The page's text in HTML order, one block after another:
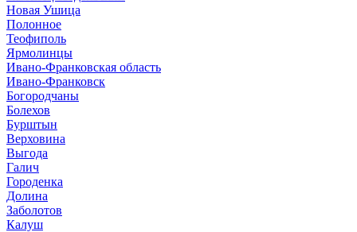
Новая Ушица
Полонное
Теофиполь
Ярмолинцы
Ивано-Франковская область
Ивано-Франковск
Богородчаны
Болехов
Бурштын
Верховина
Выгода
Галич
Городенка
Долина
Заболотов
Калуш